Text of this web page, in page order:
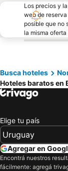
Los precios y
web de
posible que no
la misma
Busca hoteles
Hoteles baratos en
Elige tu país
Agregar en
Encontrá nuestros
fácilmente: agregá